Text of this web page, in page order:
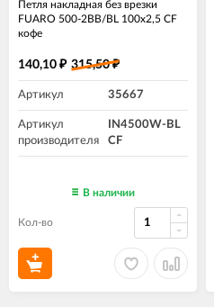
Петля накладная без врезки
FUARO 500-2BB/BL 100x2,5 CF
кофе
140,10 ₽ 315,50₽
Артикул 35667
Артикул
производителя
IN4500W-BL
CF
В наличии
Кол-во